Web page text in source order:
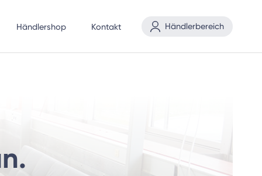
Händlershop Kontakt Händlerbereich